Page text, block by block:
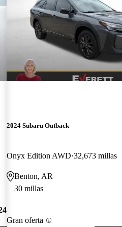
2024 Subaru Outback
Onyx Edition AWD 32,673 millas
Benton, AR
30 millas
Gran oferta